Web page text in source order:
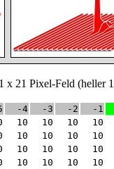
x 21 Pixel-Feld (heller
-4 -3 -2 -1
10 10 10 10
10 10 10 10
10 10 10 10
10 10 10 10